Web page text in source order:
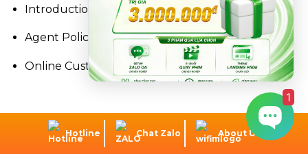
Introduction Policy
Agent Policy
Online Customer Care Policy
OTHER INFORMATION
Hotline Chat Zalo About Us
1